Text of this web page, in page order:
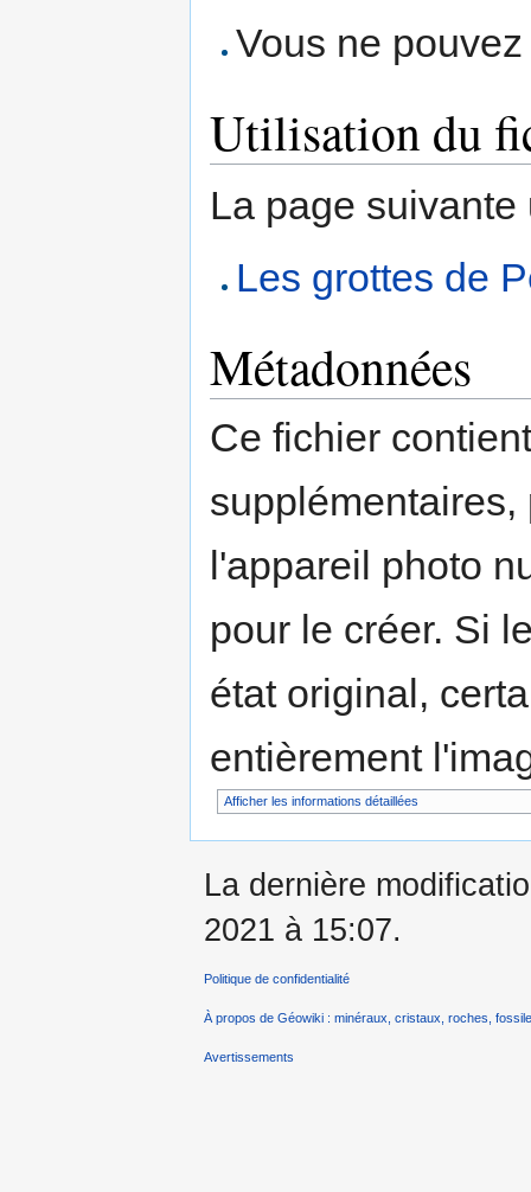
Vous ne
Utilisation du
La page
Les grottes de
Métadonnées
Ce fichier
l'appareil photo
pour le créer. Si
état original,
entièrement
Afficher les informations détaillées
La dernière
2021 à 15:07.
Politique de confidentialité
À propos de Géowiki : minéraux, cristaux, roches,
Avertissements